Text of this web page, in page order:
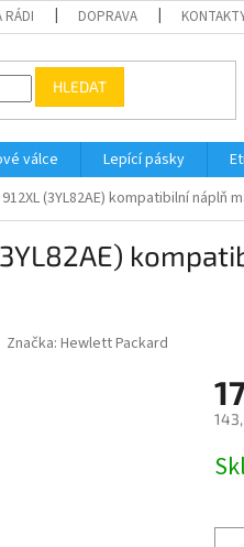
RÁDI DOPRAVA
HLEDAT
válce Lepící pásky
(3YL82AE) kompatibilní náplň
Značka: Hewlett Packard